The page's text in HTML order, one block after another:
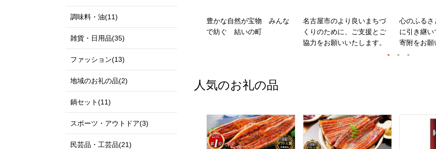
私たちのまち北栄町は、鳥
口約14,000人の町です。
松の景色が美しい北条砂丘
を望む黒ぼく地帯の丘陵地
この豊かな自然環境を生か
きょう、長芋などさまざま
伊達政宗公の城下町として
な都市空間が共存する杜の
発展にご支援とご協力をお
豊かな自然が宝物 みんな
で紡ぐ 結いの町
名古屋市のより良いまちづ
くりのために、ご支援とご
協力をお願いいたします。
心のふるさ
に引き継
寄附をお願
人気のお礼の品
調味料・油(11)
雑貨・日用品(35)
ファッション(13)
地域のお礼の品(2)
鍋セット(11)
スポーツ・アウトドア(3)
民芸品・工芸品(21)